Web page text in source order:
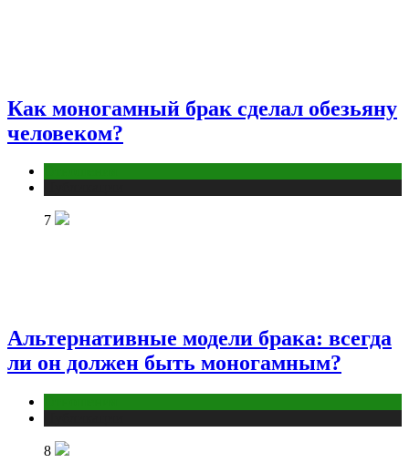
Как моногамный брак сделал обезьяну
человеком?
7
Альтернативные модели брака: всегда
ли он должен быть моногамным?
8